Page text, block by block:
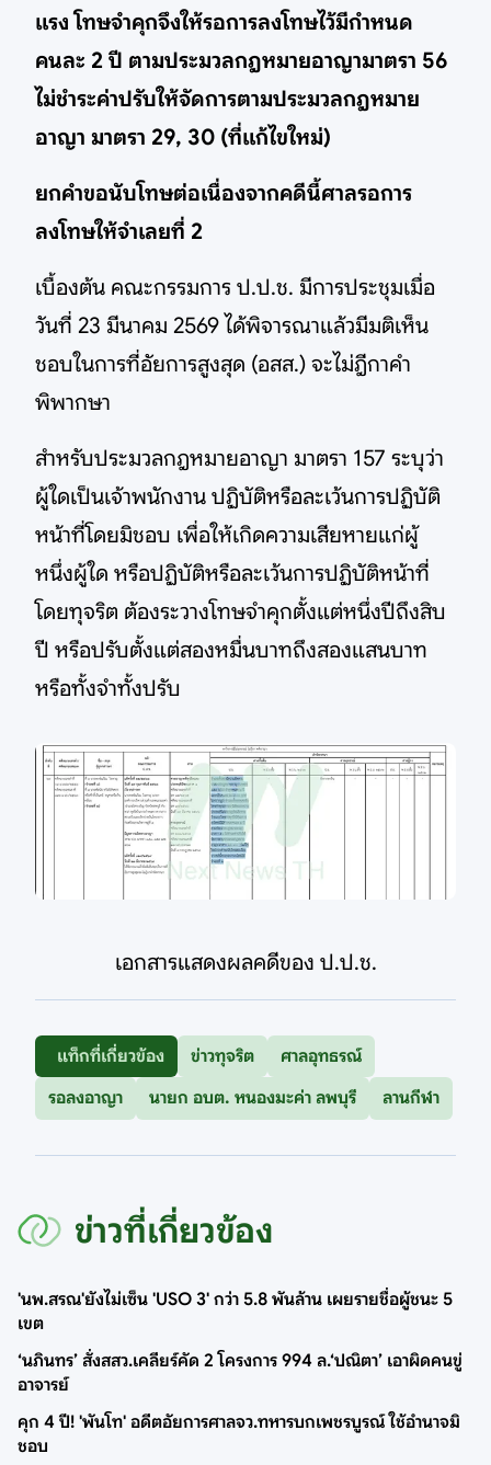
แรง โทษจำคุกจึงให้รอการลงโทษไว้มีกำหนด
คนละ 2 ปี ตามประมวลกฎหมายอาญามาตรา 56
ไม่ชำระค่าปรับให้จัดการตามประมวลกฎหมาย
อาญา มาตรา 29, 30 (ที่แก้ไขใหม่)
ยกคำขอนับโทษต่อเนื่องจากคดีนี้ศาลรอการ
ลงโทษให้จำเลยที่ 2
เบื้องต้น คณะกรรมการ ป.ป.ช. มีการประชุมเมื่อ
วันที่ 23 มีนาคม 2569 ได้พิจารณาแล้วมีมติเห็น
ชอบในการที่อัยการสูงสุด (อสส.) จะไม่ฎีกาคำ
พิพากษา
สำหรับประมวลกฎหมายอาญา มาตรา 157 ระบุว่า
ผู้ใดเป็นเจ้าพนักงาน ปฏิบัติหรือละเว้นการปฏิบัติ
หน้าที่โดยมิชอบ เพื่อให้เกิดความเสียหายแก่ผู้
หนึ่งผู้ใด หรือปฏิบัติหรือละเว้นการปฏิบัติหน้าที่
โดยทุจริต ต้องระวางโทษจำคุกตั้งแต่หนึ่งปีถึงสิบ
ปี หรือปรับตั้งแต่สองหมื่นบาทถึงสองแสนบาท
หรือทั้งจำทั้งปรับ
เอกสารแสดงผลคดีของ ป.ป.ช.
แท็กที่เกี่ยวข้อง ข่าวทุจริต
ศาลอุทธรณ์
รอลงอาญา
นายก อบต. หนองมะค่า ลพบุรี ลานกีฬา
ข่าวที่เกี่ยวข้อง
'นพ.สรณ'ยังไม่เซ็น 'USO 3' กว่า 5.8 พันล้าน เผยรายชื่อผู้ชนะ 5
เขต
‘นภินทร’ สั่งสสว.เคลียร์คัด 2 โครงการ 994 ล.‘ปณิตา’ เอาผิดคนขู่
อาจารย์
คุก 4 ปี! 'พันโท' อดีตอัยการศาลจว.ทหารบกเพชรบูรณ์ ใช้อำนาจมิ
ชอบ